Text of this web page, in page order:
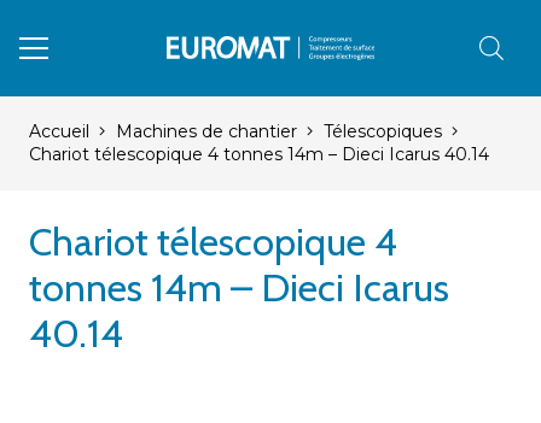
Accueil Machines de chantier
Télescopiques
Chariot télescopique 4 tonnes 14m – Dieci Icarus 40.14
Chariot télescopique 4
tonnes 14m – Dieci Icarus
40.14